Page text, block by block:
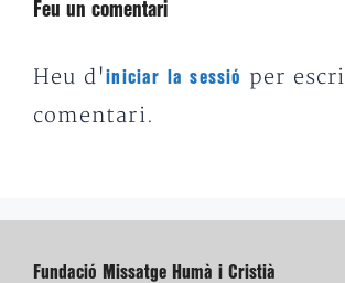
Feu un comentari
Heu d'iniciar la sessió
per
comentari.
Fundació Missatge Humà i Cristià